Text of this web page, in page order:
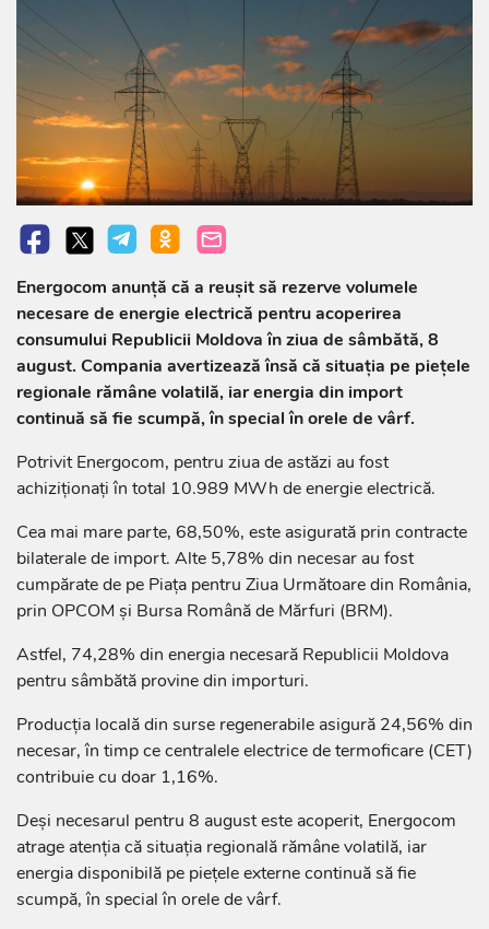
Energocom anunță că a reușit să rezerve volumele
necesare de energie electrică pentru acoperirea
consumului Republicii Moldova în ziua de sâmbătă, 8
august. Compania avertizează însă că situația pe piețele
regionale rămâne volatilă, iar energia din import
continuă să fie scumpă, în special în orele de vârf.
Potrivit Energocom, pentru ziua de astăzi au fost
achiziționați în total 10.989 MWh de energie electrică.
Cea mai mare parte, 68,50%, este asigurată prin contracte
bilaterale de import. Alte 5,78% din necesar au fost
cumpărate de pe Piața pentru Ziua Următoare din România,
prin OPCOM și Bursa Română de Mărfuri (BRM).
Astfel, 74,28% din energia necesară Republicii Moldova
pentru sâmbătă provine din importuri.
Producția locală din surse regenerabile asigură 24,56% din
necesar, în timp ce centralele electrice de termoficare (CET)
contribuie cu doar 1,16%.
Deși necesarul pentru 8 august este acoperit, Energocom
atrage atenția că situația regională rămâne volatilă, iar
energia disponibilă pe piețele externe continuă să fie
scumpă, în special în orele de vârf.